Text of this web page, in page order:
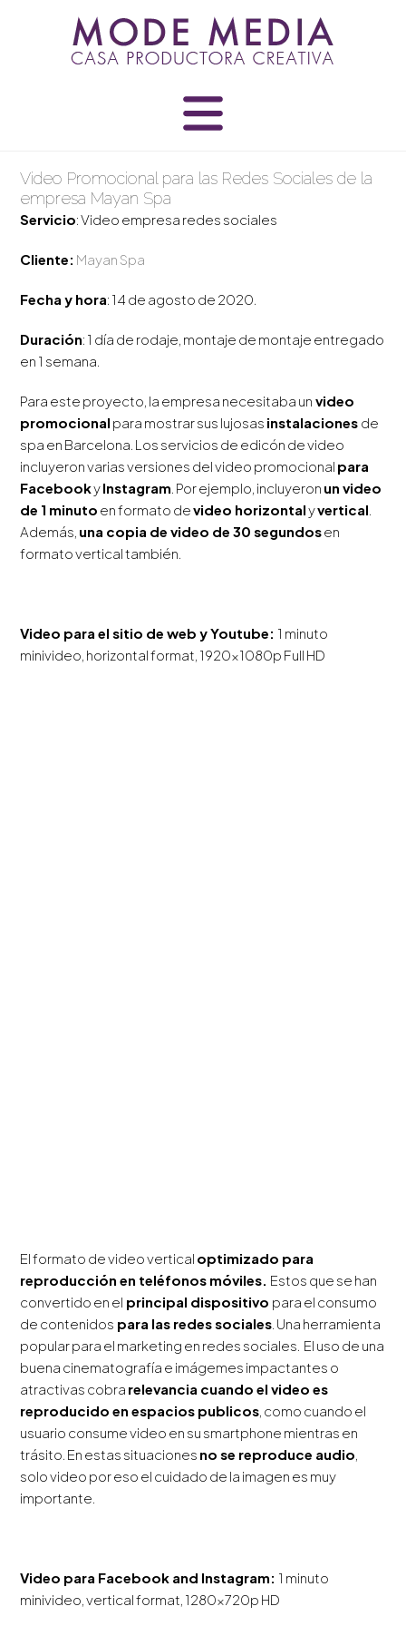
Video Promocional para las Redes Sociales de la
empresa Mayan Spa
Servicio: Video empresa redes sociales
Cliente: Mayan Spa
Fecha y hora: 14 de agosto de 2020.
Duración: 1 día de rodaje, montaje de montaje entregado
en 1 semana.
Para este proyecto, la empresa necesitaba un video
promocional para mostrar sus lujosas instalaciones de
spa en Barcelona. Los servicios de edicón de video
incluyeron varias versiones del video promocional para
FacebookyInstagram. Por ejemplo, incluyeron un video
de 1 minuto en formato devideo horizontalyvertical.
Además, una copia de video de 30 segundosen
formato vertical también.
Video para el sitio de web y Youtube: 1 minuto
minivideo, horizontal format, 1920x1080p Full HD
El formato de video vertical optimizado para
reproducción en teléfonos móviles. Estos que se han
convertido en el principal dispositivo para el consumo
de contenidos para las redes sociales. Una herramienta
popular para el marketing en redes sociales. El uso de una
buena cinematografía e imágemes impactantes o
atractivas cobra relevancia cuando el video es
reproducido en espacios publicos, como cuando el
usuario consume video en su smartphone mientras en
trásito. En estas situaciones no se reproduce audio,
solo video por eso el cuidado de la imagen es muy
importante.
Video para Facebook and Instagram: 1 minuto
minivideo, vertical format, 1280x720p HD